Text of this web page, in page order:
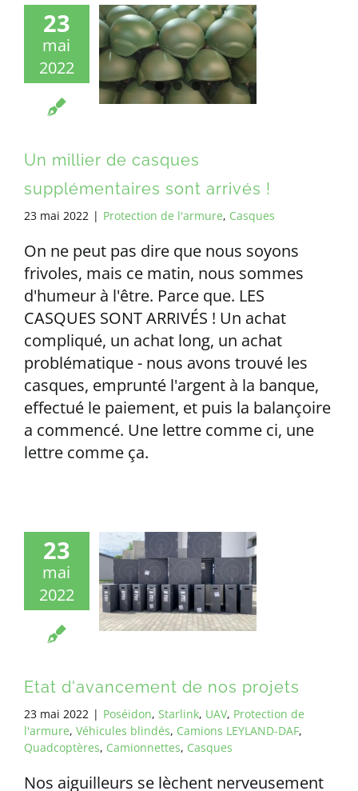
23
mai
2022
Un millier de casques
supplémentaires sont arrivés !
23 mai 2022 | Protection de l'armure, Casques
On ne peut pas dire que nous soyons
frivoles, mais ce matin, nous sommes
d'humeur à l'être. Parce que. LES
CASQUES SONT ARRIVÉS ! Un achat
compliqué, un achat long, un achat
problématique - nous avons trouvé les
casques, emprunté l'argent à la banque,
effectué le paiement, et puis la balançoire
a commencé. Une lettre comme ci, une
lettre comme ça.
23
mai
2022
Etat d'avancement de nos projets
23 mai 2022 | Poséidon, Starlink, UAV, Protection de
l'armure, Véhicules blindés, Camions LEYLAND-DAF,
Quadcoptères, Camionnettes, Casques
Nos aiguilleurs se lèchent nerveusement